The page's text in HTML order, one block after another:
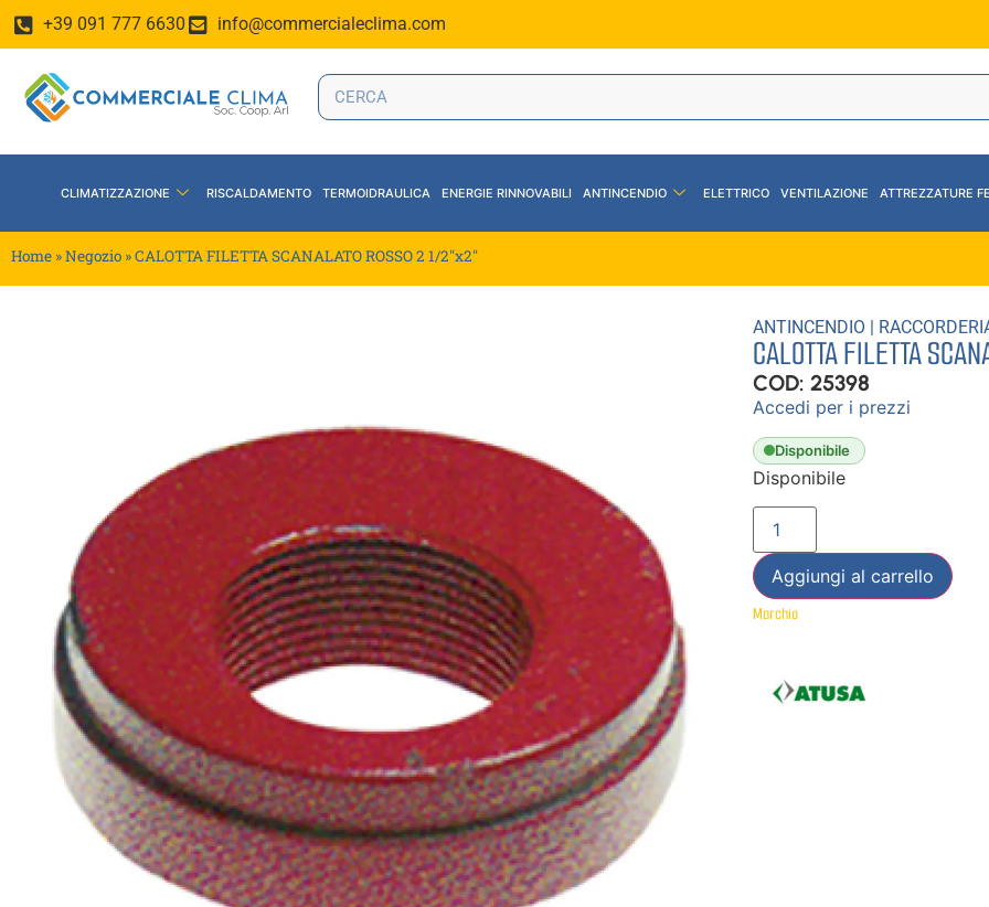
+39 091 777 6630 info@commercialeclima.com
CLIMATIZZAZIONE RISCALDAMENTO TERMOIDRAULICA ENERGIE RINNOVABILI ANTINCENDIO ELETTRICO VENTILAZIONE ATTREZZATURE
Home »Negozio »CALOTTA FILETTA SCANALATO ROSSO 2 1/2″x2″
ANTINCENDIO |
CALOTTA FILETTA
COD: 25398
Accedi per i prezzi
Disponibile
Disponibile
Aggiungi al carrello
Marchio